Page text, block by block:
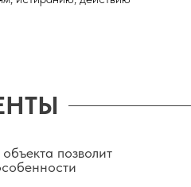
позволит